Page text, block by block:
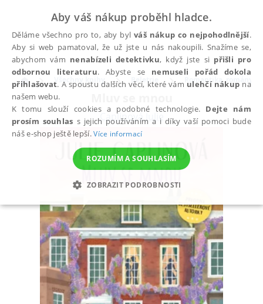
Všechny knihy Beletrie Romantika, romány
Caplinová Julie
Aby váš nákup proběhl hladce.
Děláme všechno pro to, aby bylváš nákup co nejpohodlnější.
Aby si web pamatoval, že už jste u nás nakoupili. Snažíme se,
abychom vám nenabízeli detektivku, když jste si přišli pro
odbornou literaturu. Abyste se nemuseli pořád dokola
přihlašovat. A spoustu dalších věcí, které vám ulehčí nákup na
našem webu.
K tomu slouží cookies a podobné technologie. Dejte nám
prosím souhlas s jejich používáním a i díky vaší pomoci bude
náš e-shop ještě lepší.Více informací
ROZUMÍM A SOUHLASÍM
ZOBRAZIT PODROBNOSTI
NEZBYTNÉ ANALYTICKÉ MARKETINGOVÉ
FUNKČNÍ NEZAŘAZENÉ SOUBORY
Nezbytné Analytické Marketingové
Funkční
Nezařazené soubory